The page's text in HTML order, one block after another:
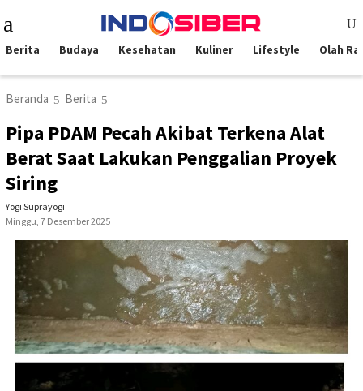
ke
Mobile
Berita Budaya Kesehatan Kuliner Lifestyle Olah
Beranda Berita
Pipa PDAM Pecah Akibat Terkena Alat
Berat Saat Lakukan Penggalian Proyek
Siring
Yogi Suprayogi
Minggu, 7 Desember 2025